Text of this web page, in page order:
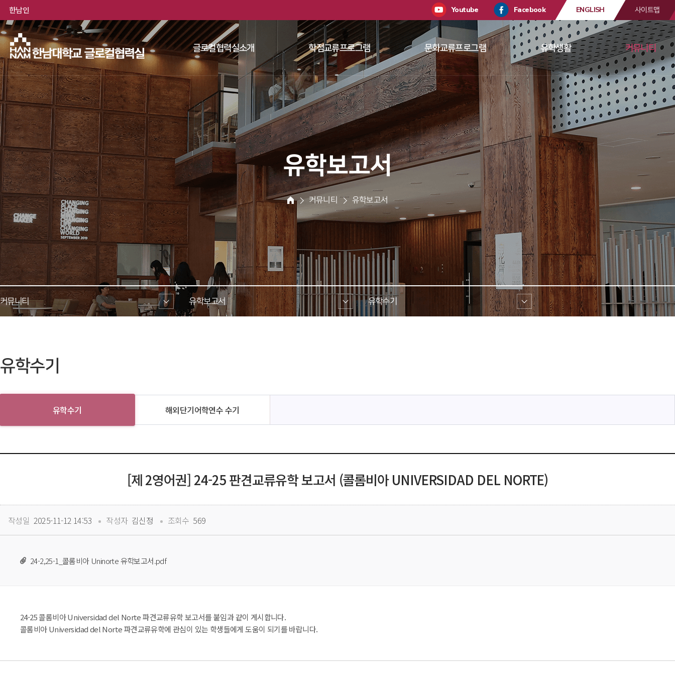
한남대학교
한남인 Youtube Facebook ENGLISH 사이트맵
글로컬협력실소개 학점교류프로그램 문화교류프로그램 유학생활 커뮤니티
유학보고서
HOME
커뮤니티 유학보고서
커뮤니티 유학보고서 유학수기
유학수기
유학수기 해외단기어학연수 수기
[제 2영어권] 24-25 판견교류유학 보고서 (콜롬비아 UNIVERSIDAD DEL NORTE)
작성일 2025-11-12 14:53 작성자 김신정 조회수 569
24-2,25-1_콜롬비아 Uninorte 유학보고서.pdf
24-25 콜롬비아 Universidad del Norte 파견교류유학 보고서를 붙임과 같이 게시합니다.
콜롬비아 Universidad del Norte 파견교류유학에 관심이 있는 학생들에게 도움이 되기를 바랍니다.